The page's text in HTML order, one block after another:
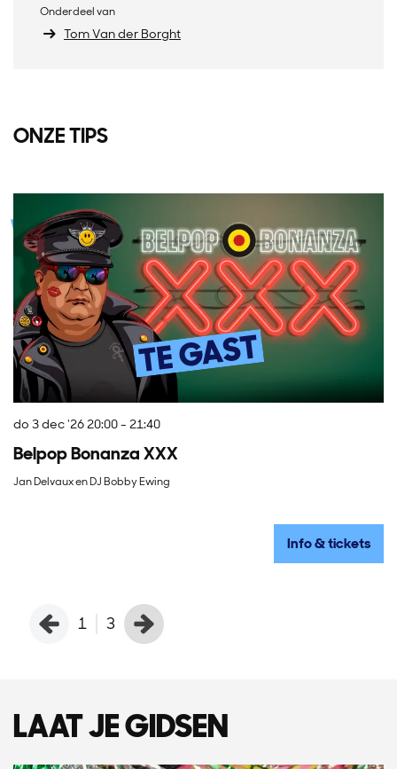
Onderdeel van
Tom Van der Borght
ONZE TIPS
Belpop Bonanza XXX
Jan Delvaux en DJ Bobby Ewing
do 3 dec '2620:00 - 21:40
Info & tickets
1 3
LAAT JE GIDSEN